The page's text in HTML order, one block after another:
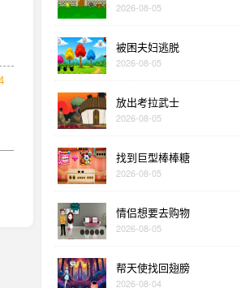
2026-08-05
被困夫妇逃脱
2026-08-05
放出考拉武士
2026-08-05
找到巨型棒棒糖
2026-08-05
情侣想要去购物
2026-08-05
帮天使找回翅膀
2026-08-04